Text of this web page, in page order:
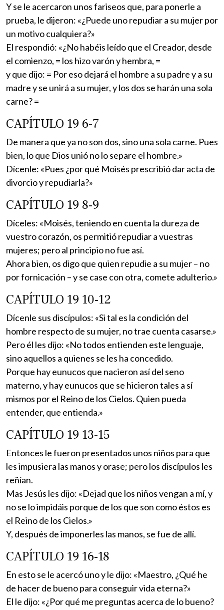
Y se le acercaron unos fariseos que, para ponerle a
prueba, le dijeron: «¿Puede uno repudiar a su mujer por
un motivo cualquiera?»
El respondió: «¿No habéis leído que el Creador, desde
el comienzo, = los hizo varón y hembra, =
y que dijo: = Por eso dejará el hombre a su padre y a su
madre y se unirá a su mujer, y los dos se harán una sola
carne? =
CAPÍTULO 19 6-7
De manera que ya no son dos, sino una sola carne. Pues
bien, lo que Dios unió no lo separe el hombre.»
Dícenle: «Pues ¿por qué Moisés prescribió dar acta de
divorcio y repudiarla?»
CAPÍTULO 19 8-9
Díceles: «Moisés, teniendo en cuenta la dureza de
vuestro corazón, os permitió repudiar a vuestras
mujeres; pero al principio no fue así.
Ahora bien, os digo que quien repudie a su mujer – no
por fornicación – y se case con otra, comete adulterio.»
CAPÍTULO 19 10-12
Dícenle sus discípulos: «Si tal es la condición del
hombre respecto de su mujer, no trae cuenta casarse.»
Pero él les dijo: «No todos entienden este lenguaje,
sino aquellos a quienes se les ha concedido.
Porque hay eunucos que nacieron así del seno
materno, y hay eunucos que se hicieron tales a sí
mismos por el Reino de los Cielos. Quien pueda
entender, que entienda.»
CAPÍTULO 19 13-15
Entonces le fueron presentados unos niños para que
les impusiera las manos y orase; pero los discípulos les
reñían.
Mas Jesús les dijo: «Dejad que los niños vengan a mí, y
no se lo impidáis porque de los que son como éstos es
el Reino de los Cielos.»
Y, después de imponerles las manos, se fue de allí.
CAPÍTULO 19 16-18
En esto se le acercó uno y le dijo: «Maestro, ¿Qué he
de hacer de bueno para conseguir vida eterna?»
El le dijo: «¿Por qué me preguntas acerca de lo bueno?